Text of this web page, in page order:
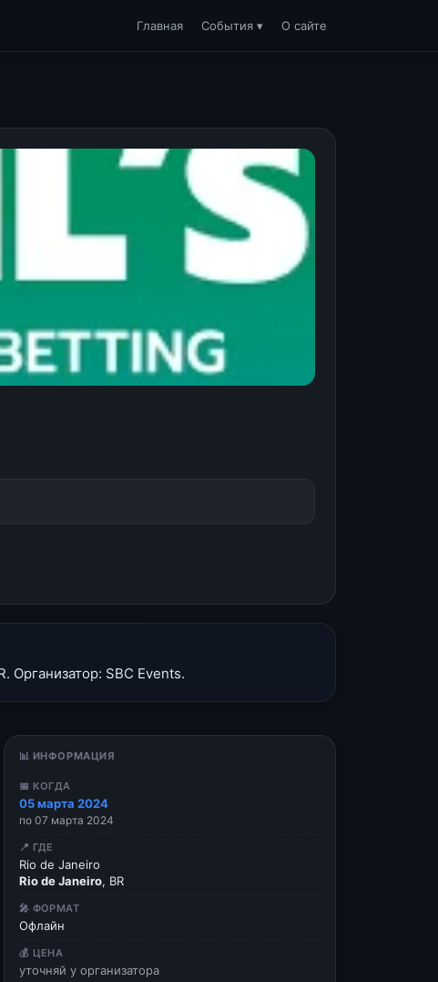
Главная События ▾ О сайте
Организатор: SBC Events.
📊 ИНФОРМАЦИЯ
📅 КОГДА
05 марта 2024
по 07 марта 2024
📍 ГДЕ
Rio de Janeiro
Rio de Janeiro, BR
🎤 ФОРМАТ
Офлайн
💰 ЦЕНА
уточняй у организатора